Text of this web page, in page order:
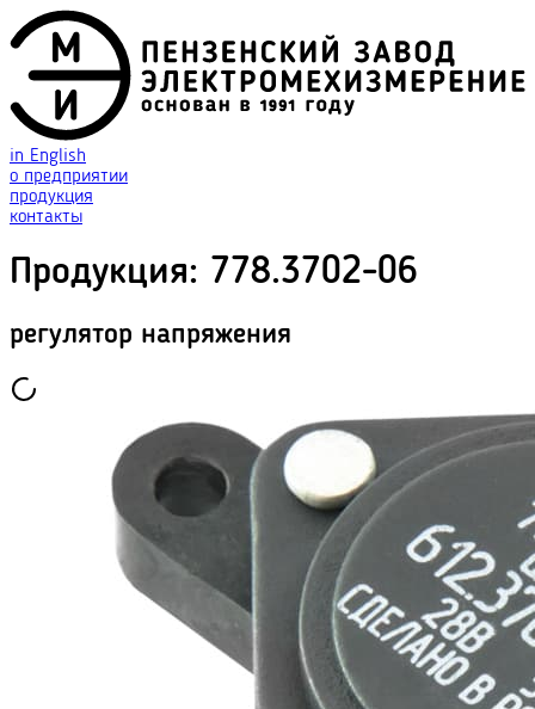
in English
о предприятии
продукция
контакты
Продукция: 778.3702-06
регулятор напряжения